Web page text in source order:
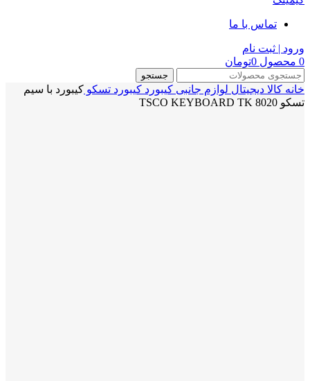
تماس با ما
ورود | ثبت نام
0 محصول 0تومان
جستجو
خانه کالا دیجیتال لوازم جانبی کیبورد کیبورد تسکو کیبورد با سیم
تسکو TSCO KEYBOARD TK 8020